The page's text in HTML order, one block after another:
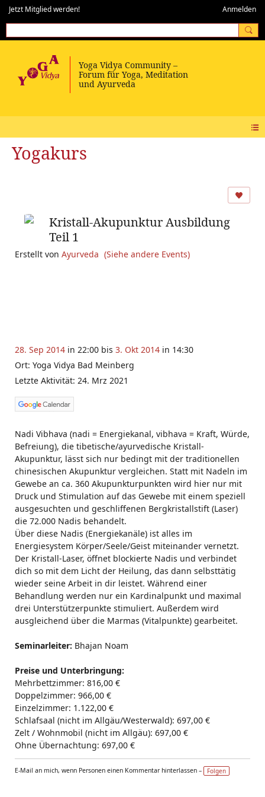
Jetzt Mitglied werden! Anmelden
Yogakurs
Kristall-Akupunktur Ausbildung
Teil 1
Erstellt von Ayurveda (Siehe andere Events)
28. Sep 2014 in 22:00 bis 3. Okt 2014 in 14:30
Ort: Yoga Vidya Bad Meinberg
Letzte Aktivität: 24. Mrz 2021
Nadi Vibhava (nadi = Energiekanal, vibhava = Kraft, Würde,
Befreiung), die tibetische/ayurvedische Kristall-
Akupunktur, lässt sich nur bedingt mit der traditionellen
chinesischen Akupunktur vergleichen. Statt mit Nadeln im
Gewebe an ca. 360 Akupunkturpunkten wird hier nur mit
Druck und Stimulation auf das Gewebe mit einem speziell
ausgesuchten und geschliffenen Bergkristallstift (Laser)
die 72.000 Nadis behandelt.
Über diese Nadis (Energiekanäle) ist alles im
Energiesystem Körper/Seele/Geist miteinander vernetzt.
Der Kristall-Laser, öffnet blockierte Nadis und verbindet
dich so mit dem Licht der Heilung, das dann selbsttätig
wieder seine Arbeit in dir leistet. Während einer
Behandlung werden nur ein Kardinalpunkt und maximal
drei Unterstützerpunkte stimuliert. Außerdem wird
ausgleichend über die Marmas (Vitalpunkte) gearbeitet.
Seminarleiter: Bhajan Noam
Preise und Unterbringung:
Mehrbettzimmer: 816,00 €
Doppelzimmer: 966,00 €
Einzelzimmer: 1.122,00 €
Schlafsaal (nicht im Allgäu/Westerwald): 697,00 €
Zelt / Wohnmobil (nicht im Allgäu): 697,00 €
Ohne Übernachtung: 697,00 €
E-Mail an mich, wenn Personen einen Kommentar hinterlassen – Folgen